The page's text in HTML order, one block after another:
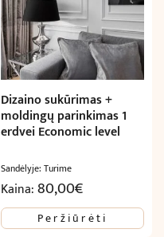
Dizaino sukūrimas +
moldingų parinkimas 1
erdvei Economic level
Sandėlyje: Turime
Kaina:80,00€
Peržiūrėti